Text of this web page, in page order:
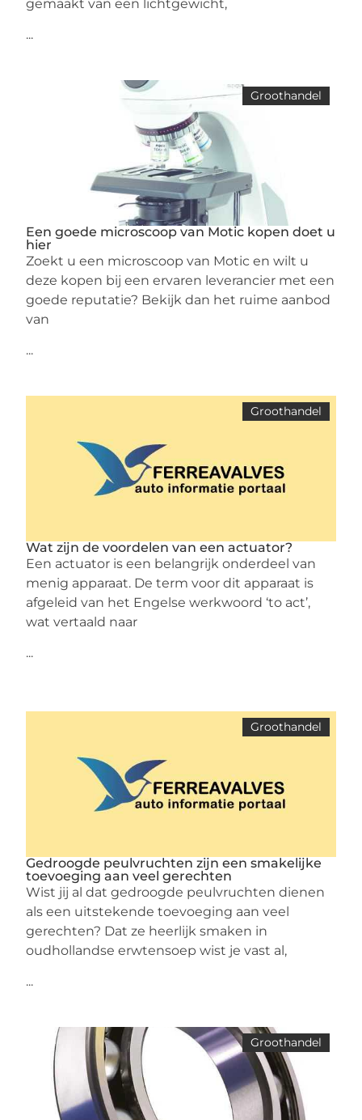
gemaakt van een lichtgewicht,
...
Groothandel
Een goede microscoop van Motic kopen doet u
hier
Zoekt u een microscoop van Motic en wilt u
deze kopen bij een ervaren leverancier met een
goede reputatie? Bekijk dan het ruime aanbod
van
...
Groothandel
Wat zijn de voordelen van een actuator?
Een actuator is een belangrijk onderdeel van
menig apparaat. De term voor dit apparaat is
afgeleid van het Engelse werkwoord ‘to act’,
wat vertaald naar
...
Groothandel
Gedroogde peulvruchten zijn een smakelijke
toevoeging aan veel gerechten
Wist jij al dat gedroogde peulvruchten dienen
als een uitstekende toevoeging aan veel
gerechten? Dat ze heerlijk smaken in
oudhollandse erwtensoep wist je vast al,
...
Groothandel